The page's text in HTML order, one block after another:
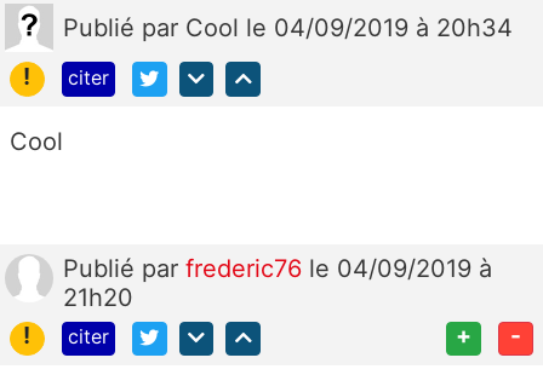
Publié par Cool le 04/09/2019 à 20h34
!
citer
Cool
Publié par frederic76 le 04/09/2019 à
21h20
!
citer + -